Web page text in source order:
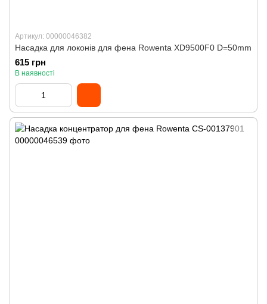
Артикул: 00000046382
Насадка для локонів для фена Rowenta XD9500F0 D=50mm
615 грн
В наявності